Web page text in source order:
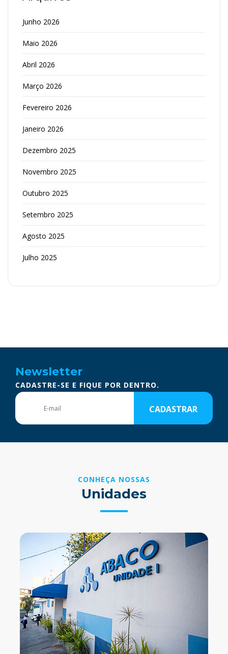
Junho 2026
Maio 2026
Abril 2026
Março 2026
Fevereiro 2026
Janeiro 2026
Dezembro 2025
Novembro 2025
Outubro 2025
Setembro 2025
Agosto 2025
Julho 2025
Newsletter
CADASTRE-SE E FIQUE POR DENTRO.
CADASTRAR
CONHEÇA NOSSAS
Unidades